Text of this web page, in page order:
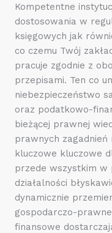
Kompetentne
dostosowania w
księgowych jak
co czemu Twój
pracuje zgodnie z
przepisami. Ten co
niebezpieczeństwo
oraz podatkowo-
bieżącej prawnej
prawnych
kluczowe kluczowe
przede wszystkim w
działalności
dynamicznie
gospodarczo-
finansowe